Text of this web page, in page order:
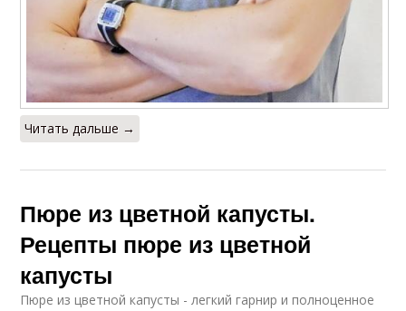
Читать дальше →
Пюре из цветной капусты.
Рецепты пюре из цветной
капусты
Пюре из цветной капусты - легкий гарнир и полноценное